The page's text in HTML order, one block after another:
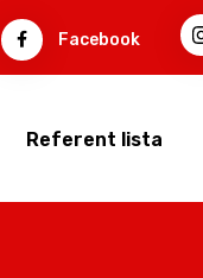
Facebook
Referent lista